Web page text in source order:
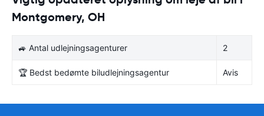
Montgomery, OH
🚙 Antal udlejningsagenturer 2
🏆 Bedst bedømte biludlejningsagentur Avis